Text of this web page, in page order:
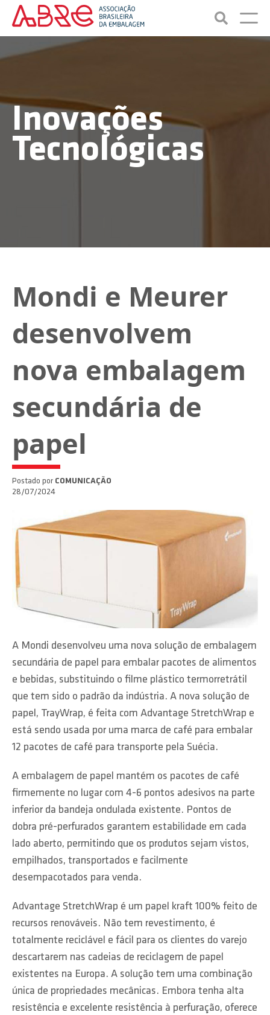
Inovações
Tecnológicas
Mondi e Meurer
desenvolvem
nova embalagem
secundária de
papel
Postado por COMUNICAÇÃO
28/07/2024
A Mondi desenvolveu uma nova solução de embalagem
secundária de papel para embalar pacotes de alimentos
e bebidas, substituindo o filme plástico termorretrátil
que tem sido o padrão da indústria. A nova solução de
papel, TrayWrap, é feita com Advantage StretchWrap e
está sendo usada por uma marca de café para embalar
12 pacotes de café para transporte pela Suécia.
A embalagem de papel mantém os pacotes de café
firmemente no lugar com 4-6 pontos adesivos na parte
inferior da bandeja ondulada existente. Pontos de
dobra pré-perfurados garantem estabilidade em cada
lado aberto, permitindo que os produtos sejam vistos,
empilhados, transportados e facilmente
desempacotados para venda.
Advantage StretchWrap é um papel kraft 100% feito de
recursos renováveis. Não tem revestimento, é
totalmente reciclável e fácil para os clientes do varejo
descartarem nas cadeias de reciclagem de papel
existentes na Europa. A solução tem uma combinação
única de propriedades mecânicas. Embora tenha alta
resistência e excelente resistência à perfuração, oferece